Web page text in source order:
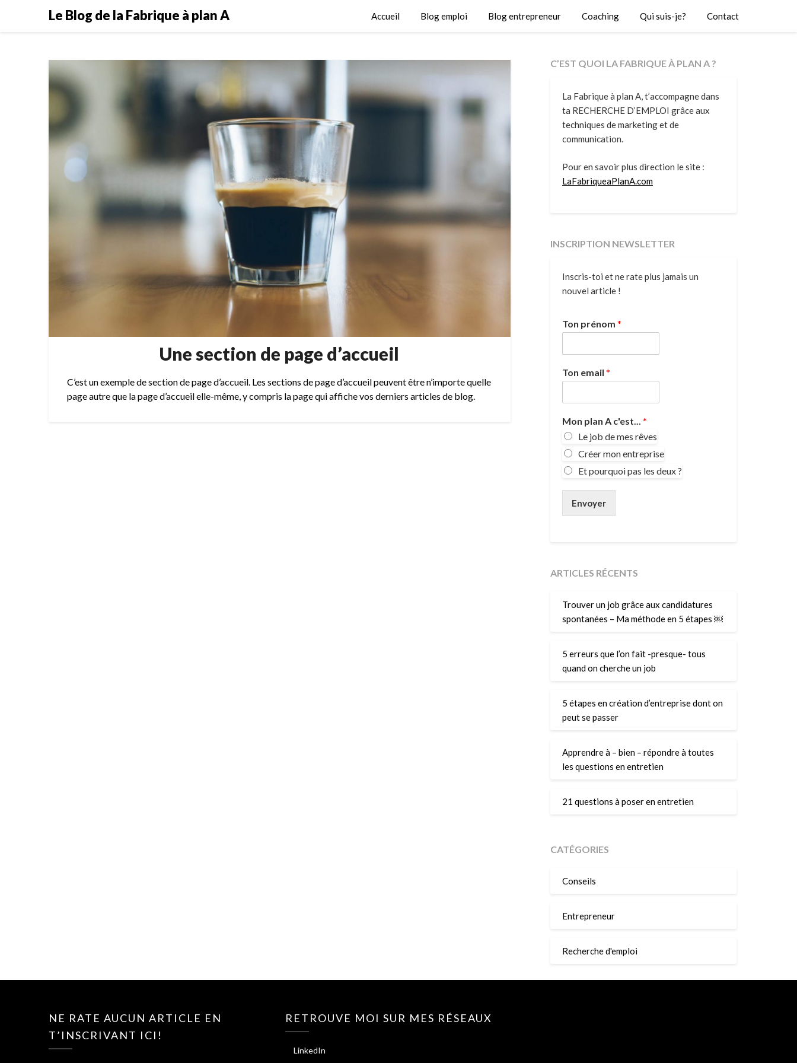
Le Blog de la Fabrique à plan A Accueil Blog emploi Blog entrepreneur Coaching Qui suis-je? Contact
Une section de page d’accueil
C’est un exemple de section de page d’accueil. Les sections de page d’accueil peuvent être n’importe quelle
page autre que la page d’accueil elle-même, y compris la page qui affiche vos derniers articles de blog.
C’EST QUOI LA FABRIQUE À PLAN A ?
La Fabrique à plan A, t’accompagne dans
ta RECHERCHE D’EMPLOI grâce aux
techniques de marketing et de
communication.
Pour en savoir plus direction le site :
LaFabriqueaPlanA.com
INSCRIPTION NEWSLETTER
Inscris-toi et ne rate plus jamais un
nouvel article !
Ton prénom *
Ton email *
Mon plan A c'est... *
Le job de mes rêves
Créer mon entreprise
Et pourquoi pas les deux ?
Envoyer
ARTICLES RÉCENTS
Trouver un job grâce aux candidatures
spontanées – Ma méthode en 5 étapes ￼
5 erreurs que l’on fait -presque- tous
quand on cherche un job
5 étapes en création d’entreprise dont on
peut se passer
Apprendre à – bien – répondre à toutes
les questions en entretien
21 questions à poser en entretien
CATÉGORIES
Conseils
Entrepreneur
Recherche d'emploi
NE RATE AUCUN ARTICLE EN
T’INSCRIVANT ICI!
RETROUVE MOI SUR MES RÉSEAUX
LinkedIn